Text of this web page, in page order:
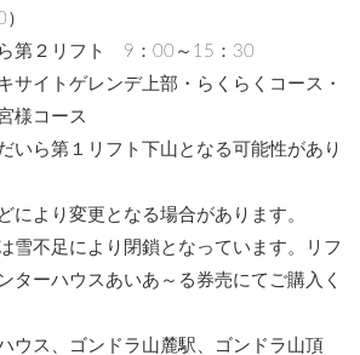
フト 9：00～15：30
サイトゲレンデ上部・らくらくコース・
様コース
いら第１リフト下山となる可能性があり
により変更となる場合があります。
雪不足により閉鎖となっています。リフ
ターハウスあいあ～る券売にてご購入く
ウス、ゴンドラ山麓駅、ゴンドラ山頂